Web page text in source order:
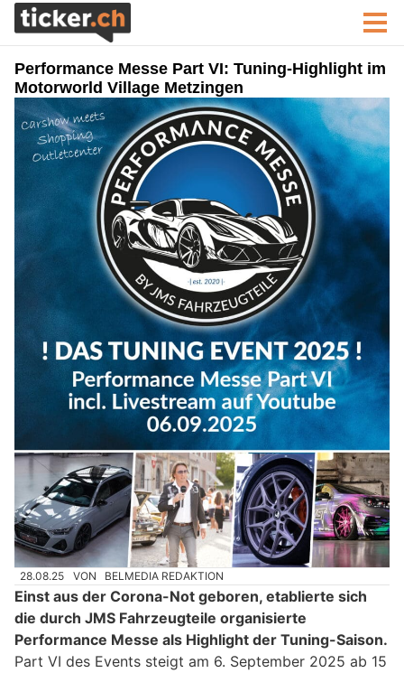
Performance Messe Part VI: Tuning-Highlight im
Motorworld Village Metzingen
28.08.25 VON BELMEDIA REDAKTION
Einst aus der Corona-Not geboren, etablierte sich
die durch JMS Fahrzeugteile organisierte
Performance Messe als Highlight der Tuning-Saison.
Part VI des Events steigt am 6. September 2025 ab 15